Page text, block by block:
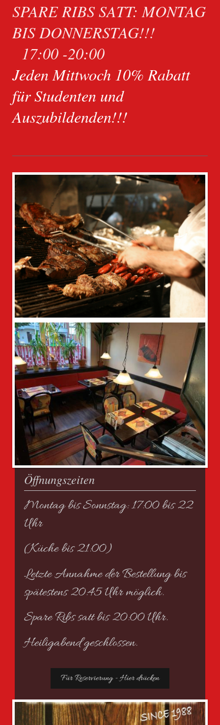
SPARE RIBS SATT: MONTAG
BIS DONNERSTAG!!!
17:00 -20:00
Jeden Mittwoch 10% Rabatt
für Studenten und
Auszubildenden!!!
Öffnungszeiten
Montag bis Sonnstag: 17:00 bis 22
Uhr
(Küche bis 21:00)
Letzte Annahme der Bestellung bis
spätestens 20:45 Uhr möglich.
Spare Ribs satt bis 20:00 Uhr.
Heiligabend geschlossen.
Für Reservierung - Hier drücken